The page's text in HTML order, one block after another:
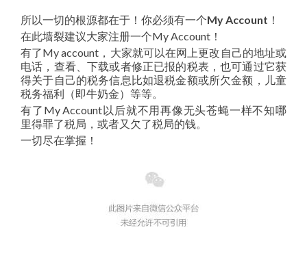
所以一切的根源都在于！你必须有一个My Account ！
在此墙裂建议大家注册一个My Account！
有了My account，大家就可以在网上更改自己的地址或
电话，查看、下载或者修正已报的税表，也可通过它获
得关于自己的税务信息比如退税金额或所欠金额，儿童
税务福利（即牛奶金）等等。
有了My Account以后就不用再像无头苍蝇一样不知哪
里得罪了税局，或者又欠了税局的钱。
一切尽在掌握！